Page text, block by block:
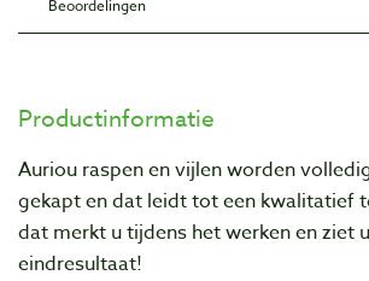
Beoordelingen
Productinformatie
Auriou raspen en vijlen worden
gekapt en dat leidt tot een kwalitatief
dat merkt u tijdens het werken en ziet
eindresultaat!